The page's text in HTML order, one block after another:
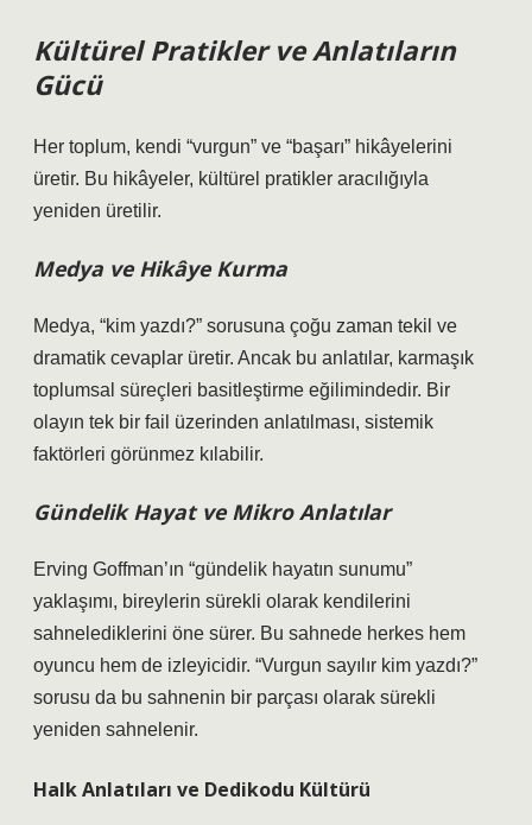
Kültürel Pratikler ve Anlatıların
Gücü
Her toplum, kendi “vurgun” ve “başarı” hikâyelerini
üretir. Bu hikâyeler, kültürel pratikler aracılığıyla
yeniden üretilir.
Medya ve Hikâye Kurma
Medya, “kim yazdı?” sorusuna çoğu zaman tekil ve
dramatik cevaplar üretir. Ancak bu anlatılar, karmaşık
toplumsal süreçleri basitleştirme eğilimindedir. Bir
olayın tek bir fail üzerinden anlatılması, sistemik
faktörleri görünmez kılabilir.
Gündelik Hayat ve Mikro Anlatılar
Erving Goffman’ın “gündelik hayatın sunumu”
yaklaşımı, bireylerin sürekli olarak kendilerini
sahnelediklerini öne sürer. Bu sahnede herkes hem
oyuncu hem de izleyicidir. “Vurgun sayılır kim yazdı?”
sorusu da bu sahnenin bir parçası olarak sürekli
yeniden sahnelenir.
Halk Anlatıları ve Dedikodu Kültürü